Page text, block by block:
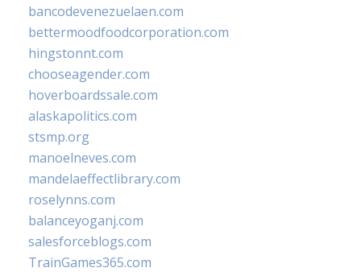
bancodevenezuelaen.com
bettermoodfoodcorporation.com
hingstonnt.com
chooseagender.com
hoverboardssale.com
alaskapolitics.com
stsmp.org
manoelneves.com
mandelaeffectlibrary.com
roselynns.com
balanceyoganj.com
salesforceblogs.com
TrainGames365.com